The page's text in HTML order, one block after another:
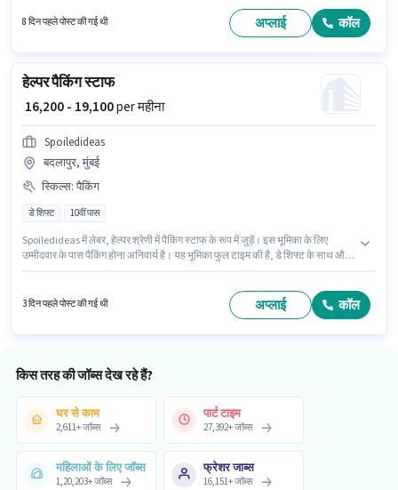
एग्जीक्यूटिव के रूप में जुड़ें। यह वैकेंसी बदलापुर, मुंबई में है।
8 दिन पहले पोस्ट की गई थी अप्लाई कॉल
हेल्पर पैकिंग स्टाफ
₹ 16,200 - 19,100per महीना
Spoiledideas
बदलापुर, मुंबई
स्किल्स: पैकिंग
डे शिफ्ट 10वीं पास
Spoiledideas में लेबर, हेल्पर श्रेणी में पैकिंग स्टाफ के रूप में जुड़ें। इस भूमिका के लिए
उम्मीदवार के पास पैकिंग होना अनिवार्य है। यह भूमिका फुल टाइम की है, डे शिफ्ट के साथ और
उपलब्ध है।
3 दिन पहले पोस्ट की गई थी अप्लाई कॉल
किस तरह की जॉब्स देख रहे हैं?
घर से काम
2,611+जॉब्स
पार्ट टाइम
27,392+जॉब्स
महिलाओं के लिए जॉब्स
1,20,203+जॉब्स
फ्रेशर जाब्स
16,151+जॉब्स